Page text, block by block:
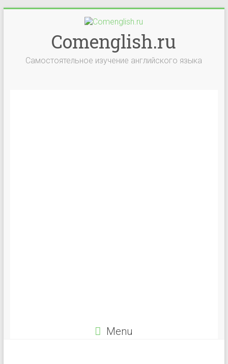
Comenglish.ru
Самостоятельное изучение английского языка
Menu